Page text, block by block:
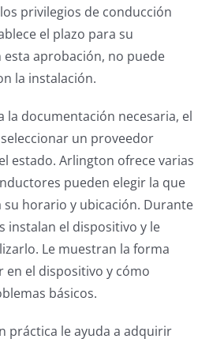
privilegios de conducción
el plazo para su
aprobación, no puede
la instalación.
la documentación necesaria, el
un proveedor
estado. Arlington ofrece varias
pueden elegir la que
su horario y ubicación. Durante
instalan el dispositivo y le
Le muestran la forma
en el dispositivo y cómo
básicos.
práctica le ayuda a adquirir